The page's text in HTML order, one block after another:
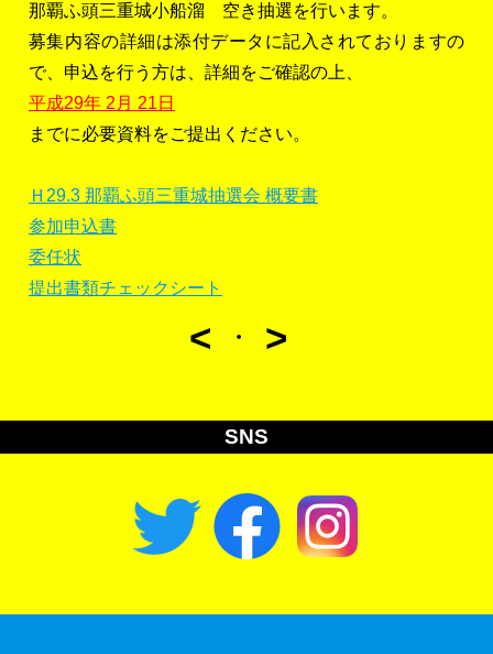
那覇ふ頭三重城小船溜 空き抽選を行います。
募集内容の詳細は添付データに記入されておりますの
で、申込を行う方は、詳細をご確認の上、
平成29年 2月 21日
までに必要資料をご提出ください。
Ｈ29.3 那覇ふ頭三重城抽選会 概要書
参加申込書
委任状
提出書類チェックシート
< ・ >
SNS